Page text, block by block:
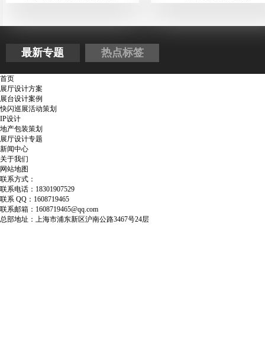
最新专题 热点标签
首页
展厅设计方案
展台设计案例
快闪巡展活动策划
IP设计
地产包装策划
展厅设计专题
新闻中心
关于我们
网站地图
联系方式：
联系电话：18301907529
联系 QQ：1608719465
联系邮箱：1608719465@qq.com
总部地址：上海市浦东新区沪南公路3467号24层